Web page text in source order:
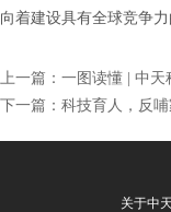
向着建设具有全球竞争
上一篇： 一图读懂 | 中天
下一篇： 科技育人，反
关于中天